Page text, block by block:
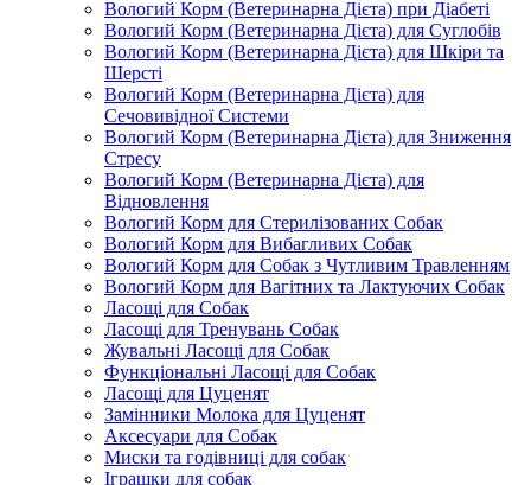
Вологий Корм (Ветеринарна Дієта) при Діабеті
Вологий Корм (Ветеринарна Дієта) для Суглобів
Вологий Корм (Ветеринарна Дієта) для Шкіри та
Шерсті
Вологий Корм (Ветеринарна Дієта) для
Сечовивідної Системи
Вологий Корм (Ветеринарна Дієта) для Зниження
Стресу
Вологий Корм (Ветеринарна Дієта) для
Відновлення
Вологий Корм для Стерилізованих Собак
Вологий Корм для Вибагливих Собак
Вологий Корм для Собак з Чутливим Травленням
Вологий Корм для Вагітних та Лактуючих Собак
Ласощі для Собак
Ласощі для Тренувань Собак
Жувальні Ласощі для Собак
Функціональні Ласощі для Собак
Ласощі для Цуценят
Замінники Молока для Цуценят
Аксесуари для Собак
Миски та годівниці для собак
Іграшки для собак